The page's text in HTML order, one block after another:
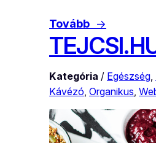
Tovább →
Kategória / Egészség
Kávézó Organikus